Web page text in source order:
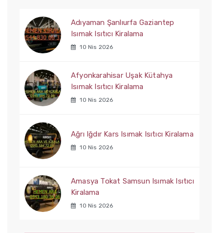
Adıyaman Şanlıurfa Gaziantep
Isımak Isıtıcı Kiralama
10 Nis 2026
Afyonkarahisar Uşak Kütahya
Isımak Isıtıcı Kiralama
10 Nis 2026
Ağrı Iğdır Kars Isımak Isıtıcı Kiralama
10 Nis 2026
Amasya Tokat Samsun Isımak Isıtıcı
Kiralama
10 Nis 2026